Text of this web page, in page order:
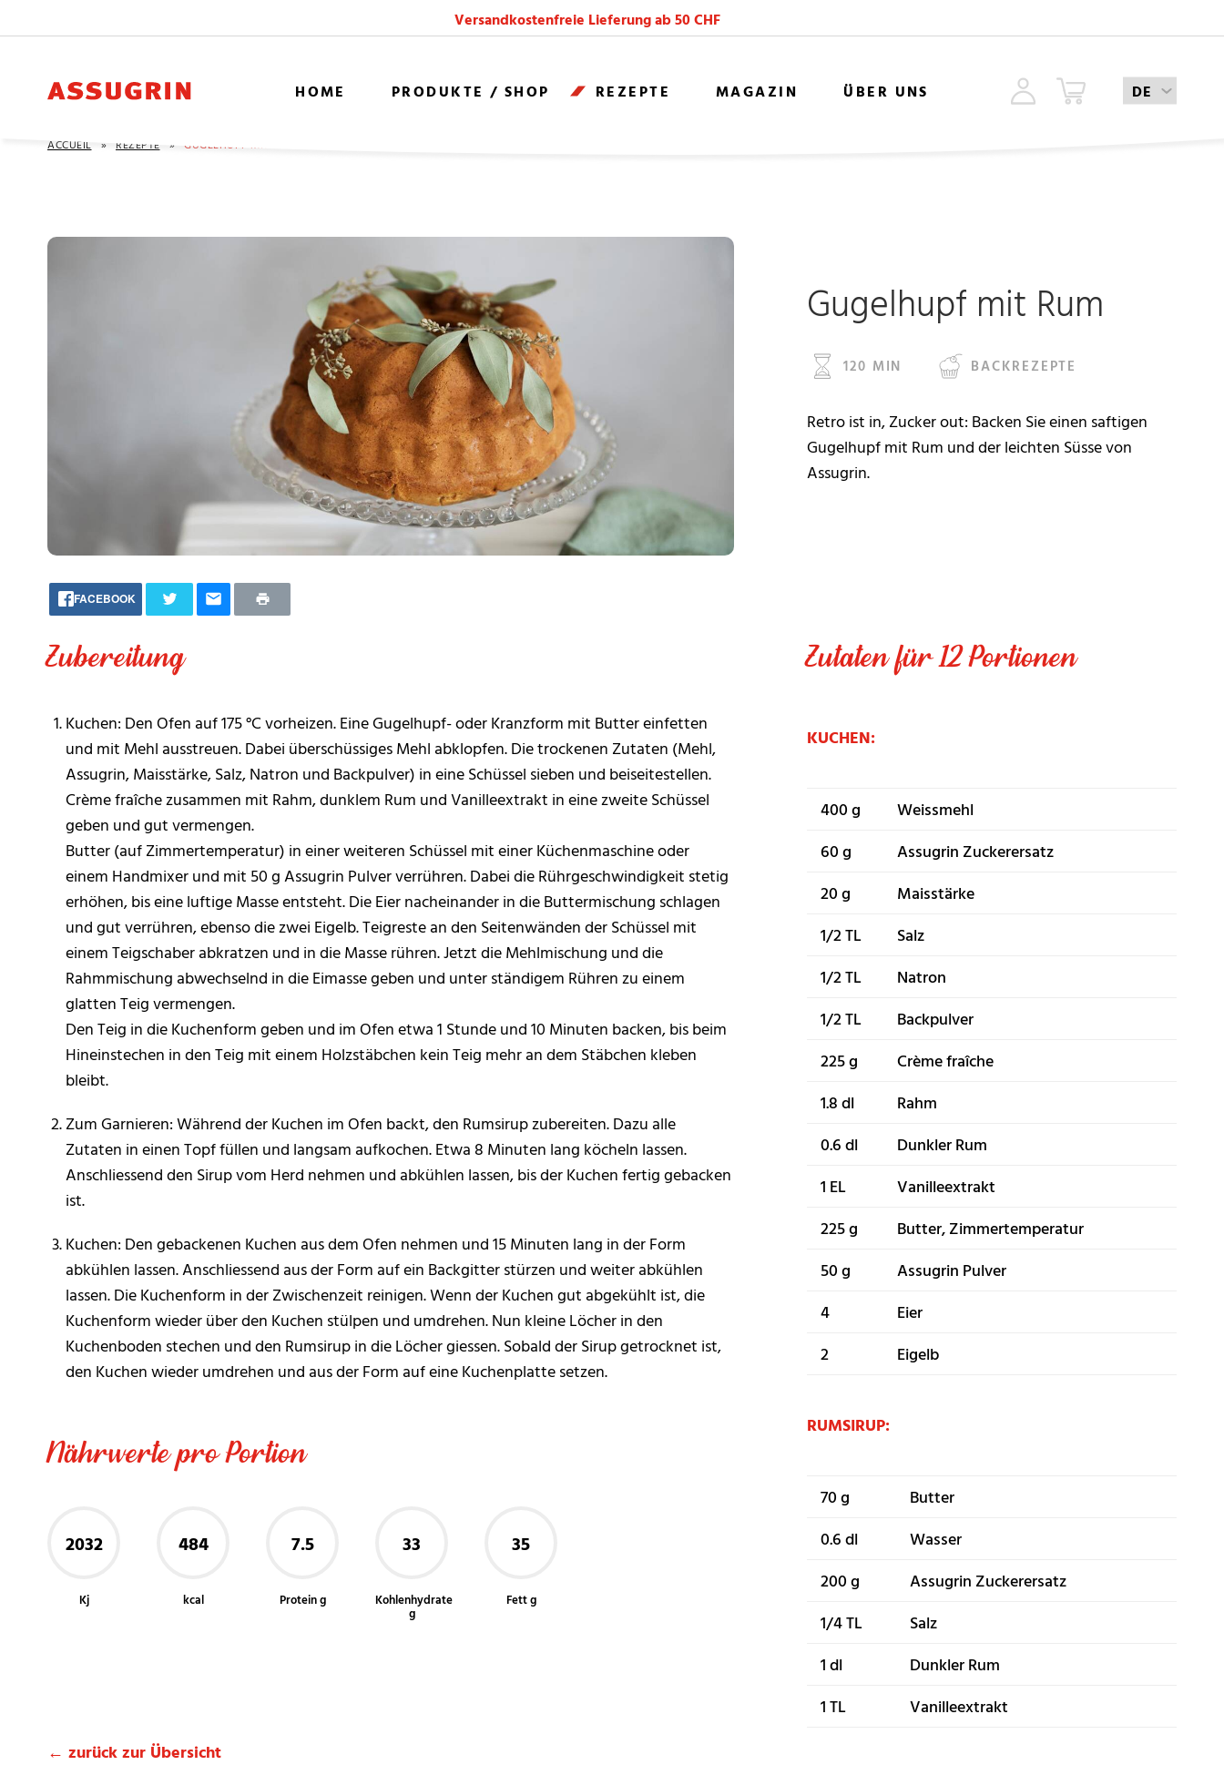
Versandkostenfreie Lieferung ab 50 CHF
HOME PRODUKTE / SHOP REZEPTE MAGAZIN ÜBER UNS
ACCUEIL » REZEPTE » GUGELHUPF MIT RUM
FACEBOOK
Gugelhupf mit Rum
120 MIN BACKREZEPTE
Retro ist in, Zucker out: Backen Sie einen saftigen
Gugelhupf mit Rum und der leichten Süsse von
Assugrin.
Zubereitung
Kuchen: Den Ofen auf 175 °C vorheizen. Eine Gugelhupf- oder Kranzform mit Butter einfetten
und mit Mehl ausstreuen. Dabei überschüssiges Mehl abklopfen. Die trockenen Zutaten (Mehl,
Assugrin, Maisstärke, Salz, Natron und Backpulver) in eine Schüssel sieben und beiseitestellen.
Crème fraîche zusammen mit Rahm, dunklem Rum und Vanilleextrakt in eine zweite Schüssel
geben und gut vermengen.
Butter (auf Zimmertemperatur) in einer weiteren Schüssel mit einer Küchenmaschine oder
einem Handmixer und mit 50 g Assugrin Pulver verrühren. Dabei die Rührgeschwindigkeit stetig
erhöhen, bis eine luftige Masse entsteht. Die Eier nacheinander in die Buttermischung schlagen
und gut verrühren, ebenso die zwei Eigelb. Teigreste an den Seitenwänden der Schüssel mit
einem Teigschaber abkratzen und in die Masse rühren. Jetzt die Mehlmischung und die
Rahmmischung abwechselnd in die Eimasse geben und unter ständigem Rühren zu einem
glatten Teig vermengen.
Den Teig in die Kuchenform geben und im Ofen etwa 1 Stunde und 10 Minuten backen, bis beim
Hineinstechen in den Teig mit einem Holzstäbchen kein Teig mehr an dem Stäbchen kleben
bleibt.
Zum Garnieren: Während der Kuchen im Ofen backt, den Rumsirup zubereiten. Dazu alle
Zutaten in einen Topf füllen und langsam aufkochen. Etwa 8 Minuten lang köcheln lassen.
Anschliessend den Sirup vom Herd nehmen und abkühlen lassen, bis der Kuchen fertig gebacken
ist.
Kuchen: Den gebackenen Kuchen aus dem Ofen nehmen und 15 Minuten lang in der Form
abkühlen lassen. Anschliessend aus der Form auf ein Backgitter stürzen und weiter abkühlen
lassen. Die Kuchenform in der Zwischenzeit reinigen. Wenn der Kuchen gut abgekühlt ist, die
Kuchenform wieder über den Kuchen stülpen und umdrehen. Nun kleine Löcher in den
Kuchenboden stechen und den Rumsirup in die Löcher giessen. Sobald der Sirup getrocknet ist,
den Kuchen wieder umdrehen und aus der Form auf eine Kuchenplatte setzen.
Nährwerte pro Portion
2032
Kj
484
kcal
7.5
Protein g
33
Kohlenhydrate
g
35
Fett g
← zurück zur Übersicht
Zutaten für 12 Portionen
KUCHEN:
400 g
Weissmehl
60 g
Assugrin Zuckerersatz
20 g
Maisstärke
1/2 TL
Salz
1/2 TL
Natron
1/2 TL
Backpulver
225 g
Crème fraîche
1.8 dl
Rahm
0.6 dl
Dunkler Rum
1 EL
Vanilleextrakt
225 g
Butter, Zimmertemperatur
50 g
Assugrin Pulver
4
Eier
2
Eigelb
RUMSIRUP:
70 g
Butter
0.6 dl
Wasser
200 g
Assugrin Zuckerersatz
1/4 TL
Salz
1 dl
Dunkler Rum
1 TL
Vanilleextrakt